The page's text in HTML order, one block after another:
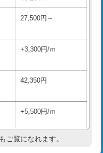
16,500円
現場見積
。
16,500円
27,500円～
+3,300円/ｍ
42,350円
+5,500円/ｍ
現地調査
ご覧になれます。